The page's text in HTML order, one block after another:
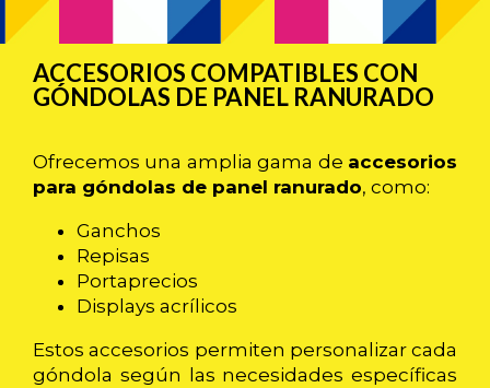
ACCESORIOS COMPATIBLES CON
GÓNDOLAS DE PANEL RANURADO
Ofrecemos una amplia gama de accesorios
para góndolas de panel ranurado, como:
Ganchos
Repisas
Portaprecios
Displays acrílicos
Estos accesorios permiten personalizar cada
góndola según las necesidades específicas